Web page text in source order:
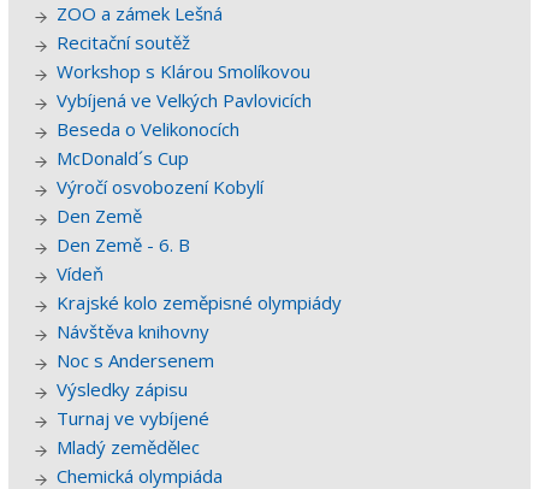
ZOO a zámek Lešná
Recitační soutěž
Workshop s Klárou Smolíkovou
Vybíjená ve Velkých Pavlovicích
Beseda o Velikonocích
McDonald´s Cup
Výročí osvobození Kobylí
Den Země
Den Země - 6. B
Vídeň
Krajské kolo zeměpisné olympiády
Návštěva knihovny
Noc s Andersenem
Výsledky zápisu
Turnaj ve vybíjené
Mladý zemědělec
Chemická olympiáda